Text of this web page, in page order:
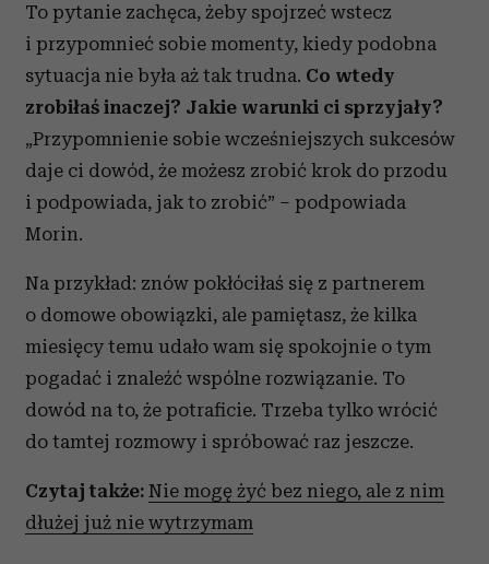
To pytanie zachęca, żeby spojrzeć wstecz
i przypomnieć sobie momenty, kiedy podobna
sytuacja nie była aż tak trudna. Co wtedy
zrobiłaś inaczej? Jakie warunki ci sprzyjały?
„Przypomnienie sobie wcześniejszych sukcesów
daje ci dowód, że możesz zrobić krok do przodu
i podpowiada, jak to zrobić” – podpowiada
Morin.
Na przykład: znów pokłóciłaś się z partnerem
o domowe obowiązki, ale pamiętasz, że kilka
miesięcy temu udało wam się spokojnie o tym
pogadać i znaleźć wspólne rozwiązanie. To
dowód na to, że potraficie. Trzeba tylko wrócić
do tamtej rozmowy i spróbować raz jeszcze.
Czytaj także: Nie mogę żyć bez niego, ale z nim
dłużej już nie wytrzymam